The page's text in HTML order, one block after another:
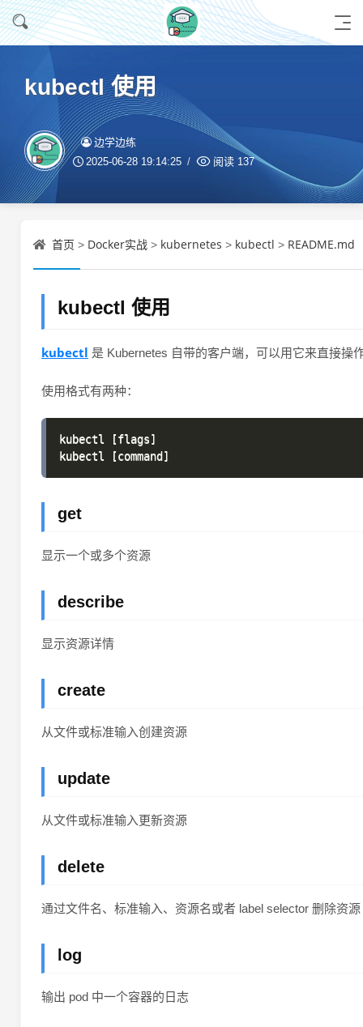
kubectl 使用
边学边练
2025-06-28 19:14:25 阅读 137
首页 > Docker实战 > kubernetes > kubectl > README.md
kubectl 使用
kubectl 是 Kubernetes 自带的客户端，可以用它来直接操
使用格式有两种：
kubectl [flags]
get
显示一个或多个资源
describe
显示资源详情
create
从文件或标准输入创建资源
update
从文件或标准输入更新资源
delete
通过文件名、标准输入、资源名或者 label selector 删除资源
log
输出 pod 中一个容器的日志